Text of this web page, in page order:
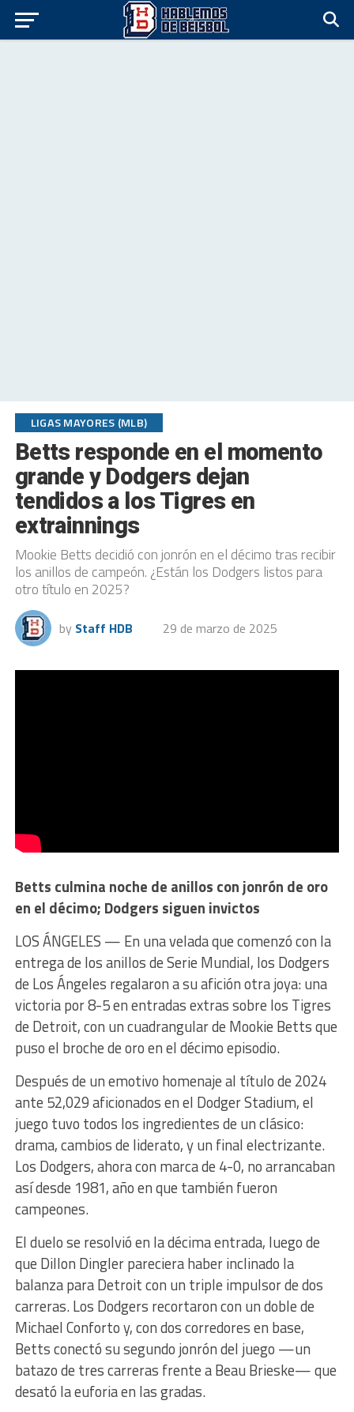
LIGAS MAYORES (MLB)
Betts responde en el momento
grande y Dodgers dejan
tendidos a los Tigres en
extrainnings
Mookie Betts decidió con jonrón en el décimo tras recibir
los anillos de campeón. ¿Están los Dodgers listos para
otro título en 2025?
by Staff HDB 29 de marzo de 2025
Betts culmina noche de anillos con jonrón de oro
en el décimo; Dodgers siguen invictos
LOS ÁNGELES — En una velada que comenzó con la
entrega de los anillos de Serie Mundial, los Dodgers
de Los Ángeles regalaron a su afición otra joya: una
victoria por 8-5 en entradas extras sobre los Tigres
de Detroit, con un cuadrangular de Mookie Betts que
puso el broche de oro en el décimo episodio.
Después de un emotivo homenaje al título de 2024
ante 52,029 aficionados en el Dodger Stadium, el
juego tuvo todos los ingredientes de un clásico:
drama, cambios de liderato, y un final electrizante.
Los Dodgers, ahora con marca de 4-0, no arrancaban
así desde 1981, año en que también fueron
campeones.
El duelo se resolvió en la décima entrada, luego de
que Dillon Dingler pareciera haber inclinado la
balanza para Detroit con un triple impulsor de dos
carreras. Los Dodgers recortaron con un doble de
Michael Conforto y, con dos corredores en base,
Betts conectó su segundo jonrón del juego —un
batazo de tres carreras frente a Beau Brieske— que
desató la euforia en las gradas.